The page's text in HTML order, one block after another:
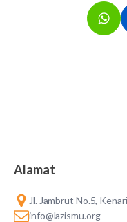
Alamat
Jl. Jambrut No.5,
info@lazismu.org